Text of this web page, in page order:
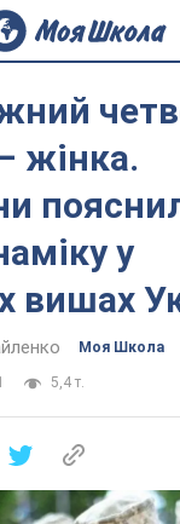
жінка.
у
вишах
Моя Школа
5,4 т.